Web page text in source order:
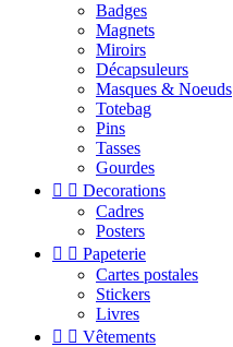
Badges
Magnets
Miroirs
Décapsuleurs
Masques & Noeuds
Totebag
Pins
Tasses
Gourdes
  Decorations
Cadres
Posters
  Papeterie
Cartes postales
Stickers
Livres
  Vêtements